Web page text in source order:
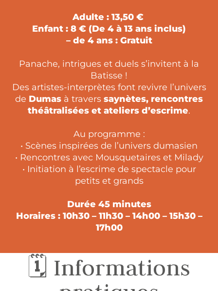
Adulte : 13,50 €
Enfant : 8 € (De 4 à 13 ans inclus)
– de 4 ans : Gratuit
Panache, intrigues et duels s’invitent à la
Batisse !
Des artistes-interprètes font revivre l’univers
de Dumas à travers saynètes, rencontres
théâtralisées et ateliers d’escrime.
Au programme :
• Scènes inspirées de l’univers dumasien
• Rencontres avec Mousquetaires et Milady
• Initiation à l’escrime de spectacle pour
petits et grands
Durée 45 minutes
Horaires : 10h30 – 11h30 – 14h00 – 15h30 –
17h00
🗓️ Informations